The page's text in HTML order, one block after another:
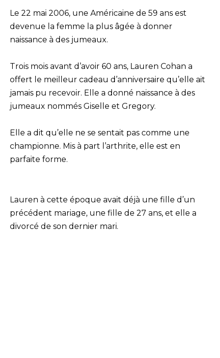
Le 22 mai 2006, une Américaine de 59 ans est
devenue la femme la plus âgée à donner
naissance à des jumeaux.
Trois mois avant d’avoir 60 ans, Lauren Cohan a
offert le meilleur cadeau d’anniversaire qu’elle ait
jamais pu recevoir. Elle a donné naissance à des
jumeaux nommés Giselle et Gregory.
Elle a dit qu’elle ne se sentait pas comme une
championne. Mis à part l’arthrite, elle est en
parfaite forme.
Lauren à cette époque avait déjà une fille d’un
précédent mariage, une fille de 27 ans, et elle a
divorcé de son dernier mari.